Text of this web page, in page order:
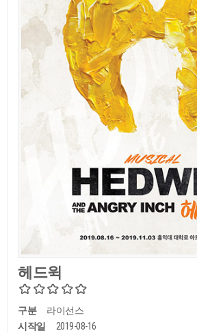
헤드윅
구분
라이선스
시작일
2019-08-16